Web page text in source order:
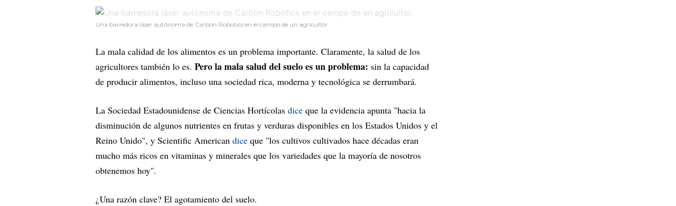
Una barredora láser autónoma de Carbon Robotics en el campo de un agricultor.
La mala calidad de los alimentos es un problema importante. Claramente, la salud de los
agricultores también lo es. Pero la mala salud del suelo es un problema: sin la capacidad
de producir alimentos, incluso una sociedad rica, moderna y tecnológica se derrumbará.
La Sociedad Estadounidense de Ciencias Hortícolas dice que la evidencia apunta "hacia la
disminución de algunos nutrientes en frutas y verduras disponibles en los Estados Unidos y el
Reino Unido", y Scientific American dice que "los cultivos cultivados hace décadas eran
mucho más ricos en vitaminas y minerales que los variedades que la mayoría de nosotros
obtenemos hoy".
¿Una razón clave? El agotamiento del suelo.